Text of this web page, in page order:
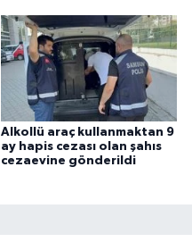
Alkollü araç kullanmaktan 9
ay hapis cezası olan şahıs
cezaevine gönderildi